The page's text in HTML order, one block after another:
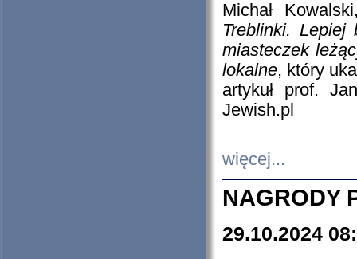
Michał
Treblinki. Lepiej
miasteczek
lokalne, który
artykuł prof.
Jewish.pl
więcej...
NAGRODY
29.10.2024